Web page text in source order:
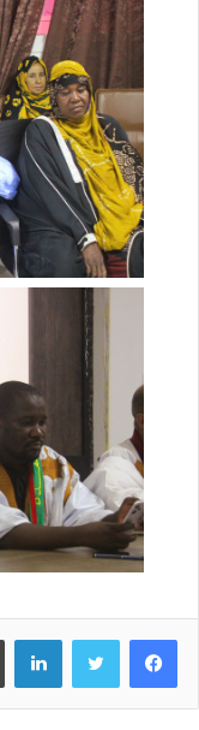
فيسبوك تويتر